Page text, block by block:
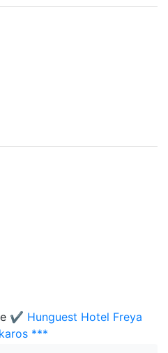
✔️ Hunguest Hotel Freya
***